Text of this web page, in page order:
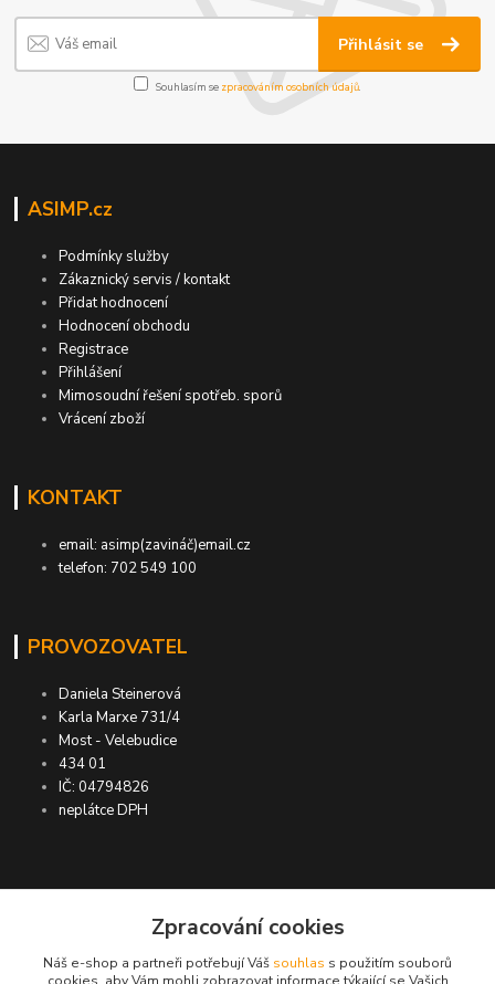
Přihlásit se
Souhlasím se zpracováním osobních údajů.
ASIMP.cz
Podmínky služby
Zákaznický servis / kontakt
Přidat hodnocení
Hodnocení obchodu
Registrace
Přihlášení
Mimosoudní řešení spotřeb. sporů
Vrácení zboží
KONTAKT
email: asimp(zavináč)email.cz
telefon: 702 549 100
PROVOZOVATEL
Daniela Steinerová
Karla Marxe 731/4
Most - Velebudice
434 01
IČ: 04794826
neplátce DPH
ASIMP.cz
Zpracování cookies
Náš e-shop a partneři potřebují Váš souhlas s použitím souborů